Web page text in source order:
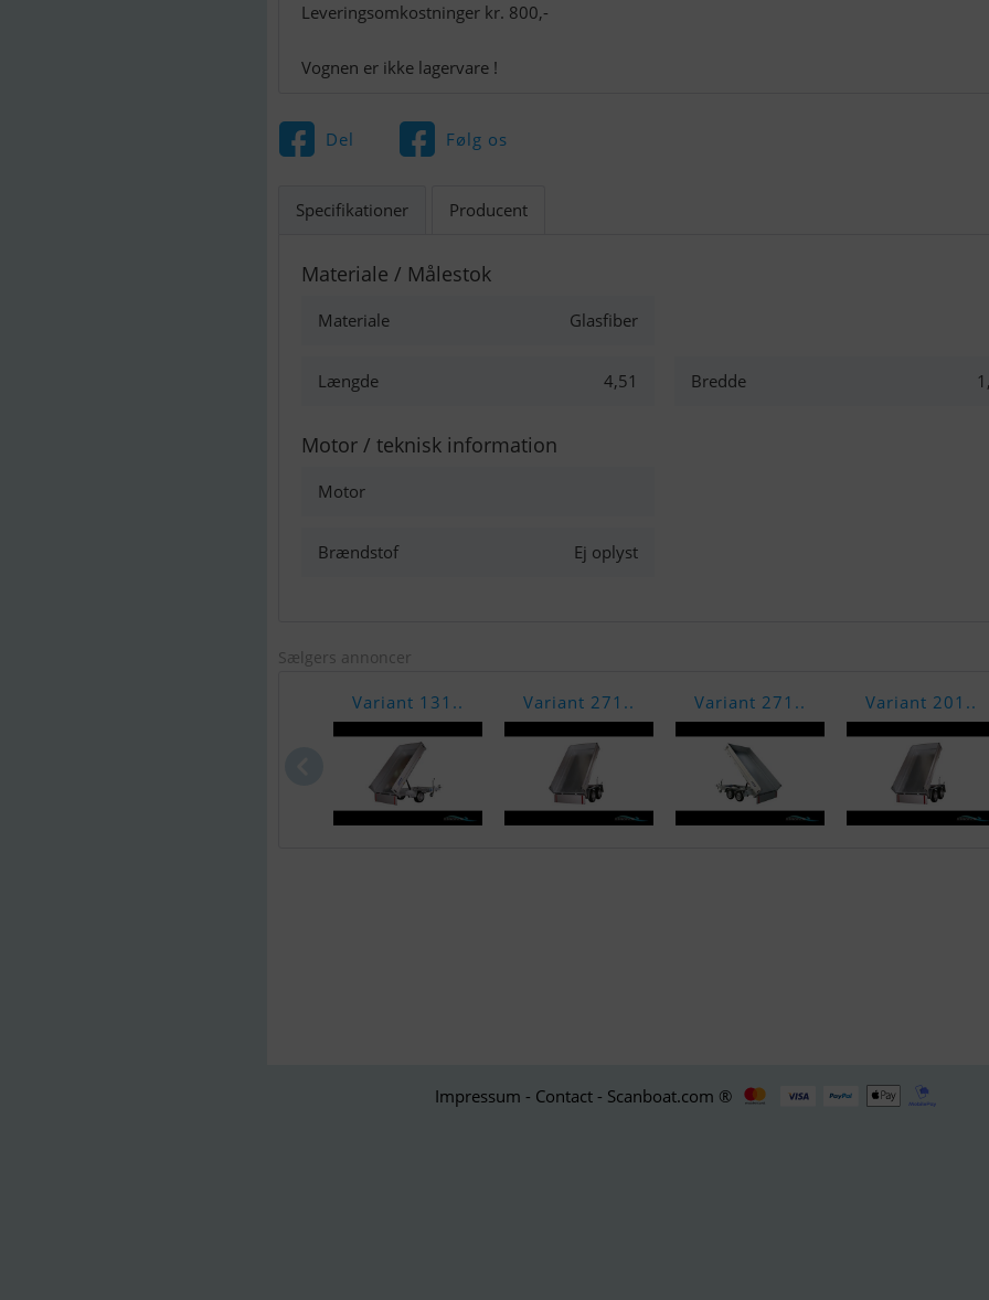
Leveringsomkostninger kr. 800,-
Vognen er ikke lagervare !
Del Følg os
Specifikationer Producent
Materiale / Målestok
Materiale Glasfiber
Længde 4,51 Bredde
Motor / teknisk information
Motor
Brændstof Ej oplyst
Sælgers annoncer
Variant 131.. Variant 271.. Variant 271.. Variant 201..
Impressum - Contact - Scanboat.com ®